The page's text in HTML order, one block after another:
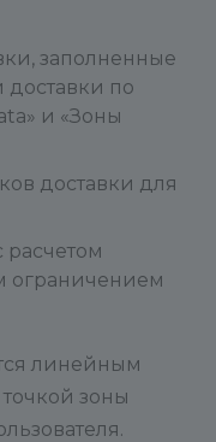
заполненные
доставки по
и «Зоны
доставки для
расчетом
ограничением
линейным
зоны